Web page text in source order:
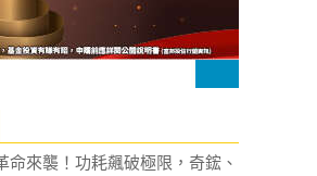
命來襲！功耗飆破極限，奇鋐、